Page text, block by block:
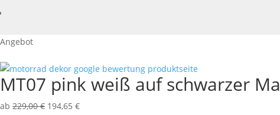
Angebot
MT07 pink weiß auf schwarzer
ab 229,00€ 194,65 €